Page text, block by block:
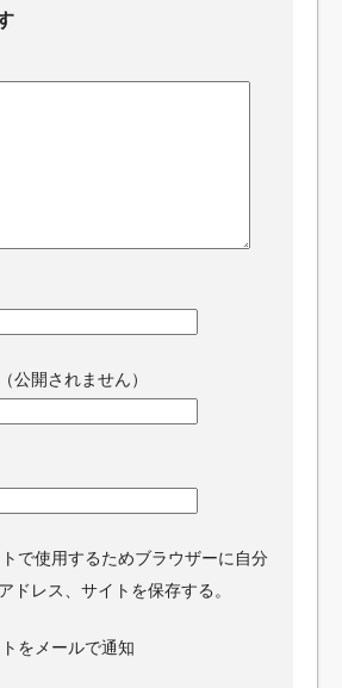
公開されません）
で使用するためブラウザーに自分
ドレス、サイトを保存する。
をメールで通知